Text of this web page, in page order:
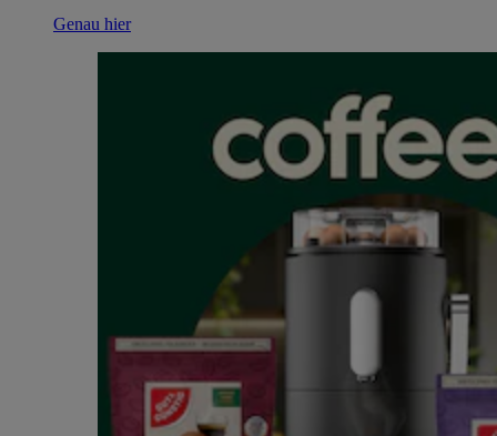
Genau hier